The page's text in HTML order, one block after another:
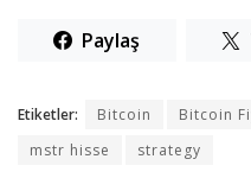
Paylaş
Etiketler: Bitcoin Bitcoin
mstr hisse
strategy